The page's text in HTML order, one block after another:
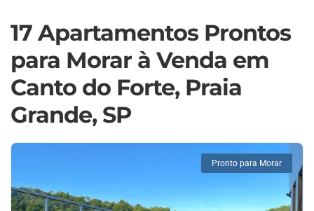
17 Apartamentos Prontos
para Morar à Venda em
Canto do Forte, Praia
Grande, SP
Pronto para Morar